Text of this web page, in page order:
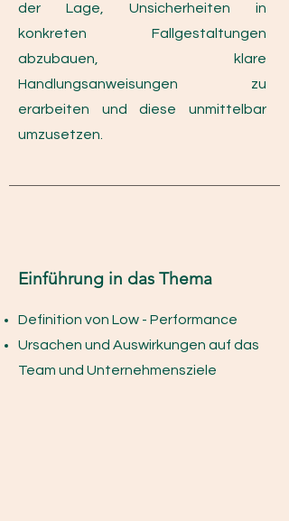
der Lage, Unsicherheiten in
konkreten Fallgestaltungen
abzubauen, klare
Handlungsanweisungen zu
erarbeiten und diese unmittelbar
umzusetzen.
Einführung in das Thema
Definition von Low - Performance
Ursachen und Auswirkungen auf das
Team und Unternehmensziele